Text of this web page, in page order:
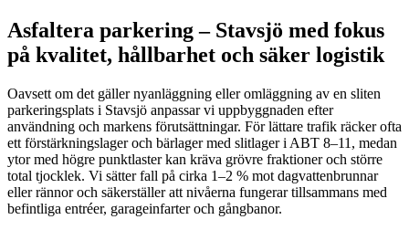
Asfaltera parkering – Stavsjö med fokus
på kvalitet, hållbarhet och säker logistik
Oavsett om det gäller nyanläggning eller omläggning av en sliten
parkeringsplats i Stavsjö anpassar vi uppbyggnaden efter
användning och markens förutsättningar. För lättare trafik räcker ofta
ett förstärkningslager och bärlager med slitlager i ABT 8–11, medan
ytor med högre punktlaster kan kräva grövre fraktioner och större
total tjocklek. Vi sätter fall på cirka 1–2 % mot dagvattenbrunnar
eller rännor och säkerställer att nivåerna fungerar tillsammans med
befintliga entréer, garageinfarter och gångbanor.